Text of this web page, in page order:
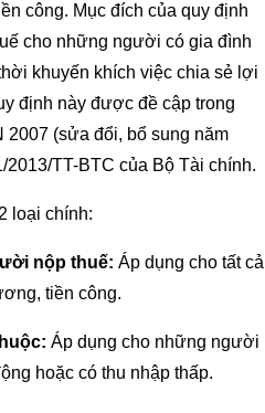
công. Mục đích của quy định
cho những người có gia đình
khuyến khích việc chia sẻ lợi
định này được đề cập trong
(sửa đổi, bổ sung năm
TT-BTC của Bộ Tài chính.
loại chính:
nộp thuế: Áp dụng cho tất cả
tiền công.
Áp dụng cho những người
hoặc có thu nhập thấp.